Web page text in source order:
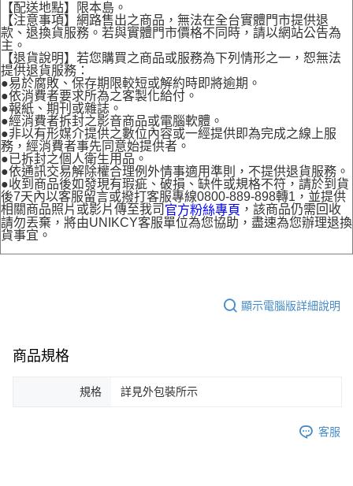
【配送地點】限本島。
【注意事項】網路售出之商品，無法在全台實體門市提供退
款、退換貨服務。若與實體門市價格不同時，請以網站公告為
主。
【退貨說明】若您購買之商品或服務為下列情形之一，恕無法
提供退貨服務：
●易於腐敗、保存期限較短或解約時即將逾期。
●依消費者要求所為之客製化給付。
●報紙、期刊或雜誌。
●經消費者拆封之影音商品或電腦軟體。
●非以有形媒介提供之數位內容或一經提供即為完成之線上服
務，經消費者事先同意始提供者。
●已拆封之個人衛生用品。
●依通訊交易解除權合理例外情事適用準則，不提供退貨服務。
●收到商品後如發現有瑕疵、破損、缺件或規格不符，請於到貨
後7天內以客服留言或撥打客服專線0800-889-898轉1，並提供
相關商品照片或影片傳至我司 官方粉絲專頁 ，該商品仍需回收
請勿丟棄，將由UNIKCY客服單位為您協助，盡速為您辦理退換
貨事宜。
顯示電腦版詳細說明
商品規格
規格 詳見外包裝所示
客服